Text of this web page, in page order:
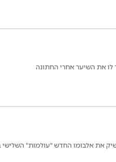
לו את השיער אחרי החתונה
את אלבומו החדש "עולמות"